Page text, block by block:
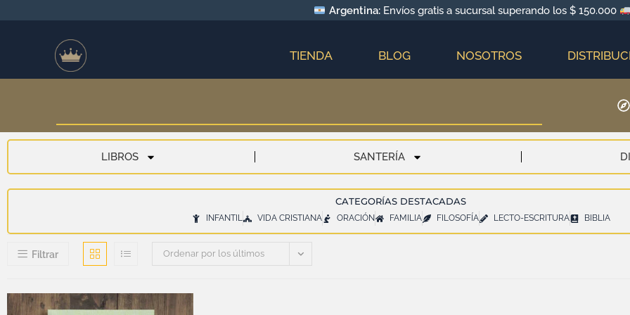
Argentina:Envíos gratis a sucursal superando los $ 150.000
TIENDA BLOG NOSOTROS
LIBROS SANTERÍA
CATEGORÍAS DESTACADAS
INFANTIL VIDA CRISTIANA ORACIÓN FAMILIA FILOSOFÍA LECTO-ESCRITURA BIBLIA
Filtrar Ordenar por los últimos